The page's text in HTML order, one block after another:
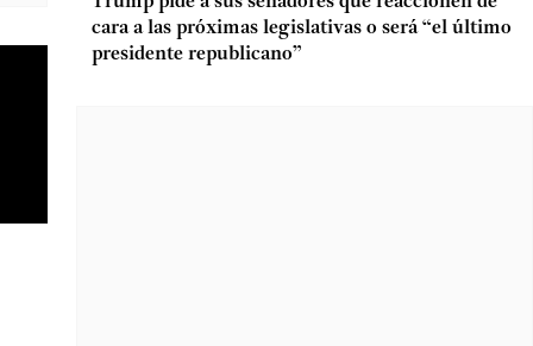
cara a las próximas legislativas o será “el último
presidente republicano”